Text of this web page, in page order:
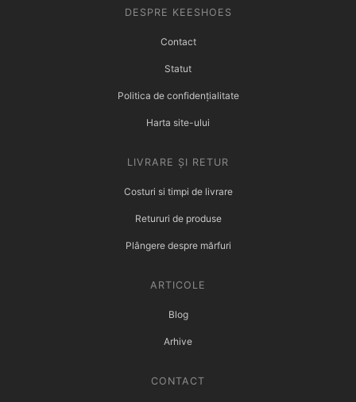
DESPRE KEESHOES
Contact
Statut
Politica de confidențialitate
Harta site-ului
LIVRARE ȘI RETUR
Costuri si timpi de livrare
Retururi de produse
Plângere despre mărfuri
ARTICOLE
Blog
Arhive
CONTACT